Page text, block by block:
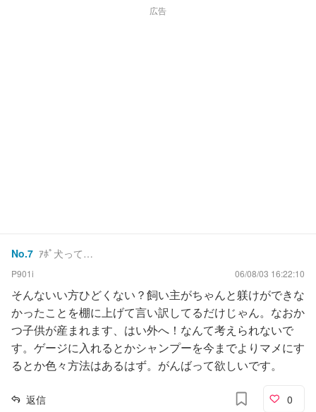
広告
No.7 ｱﾎﾟ犬って…
P901i 06/08/03 16:22:10
そんないい方ひどくない？飼い主がちゃんと躾けができな
かったことを棚に上げて言い訳してるだけじゃん。なおか
つ子供が産まれます、はい外へ！なんて考えられないで
す。ゲージに入れるとかシャンプーを今までよりマメにす
るとか色々方法はあるはず。がんばって欲しいです。
返信 0